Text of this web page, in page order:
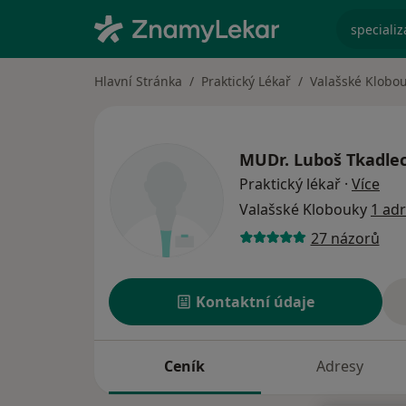
Hlavní Stránka Praktický Lékař Valašské
MUDr. Luboš
Praktický lékař · Více
Valašské Klobouky 1
27 názorů
Kontaktní údaje
Ceník Adresy